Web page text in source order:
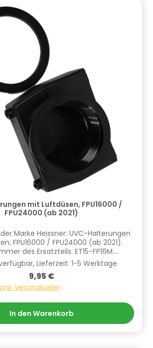
mit Luftdüsen, FPU16000 /
FPU24000 (ab 2021)
Marke Heissner: UVC-Halterungen
FPU16000 / FPU24000 (ab 2021).
des Ersatzteils: ET15-FP16M.
Produktsicherheit Hersteller/EU
Person: CF Group Deutschland
68, 73240 Wendlingen, DE,
+4970244048100
Lieferzeit: 1-5 Werktage
Regulärer Preis:
9,95 €
Versandkosten
In den Warenkorb